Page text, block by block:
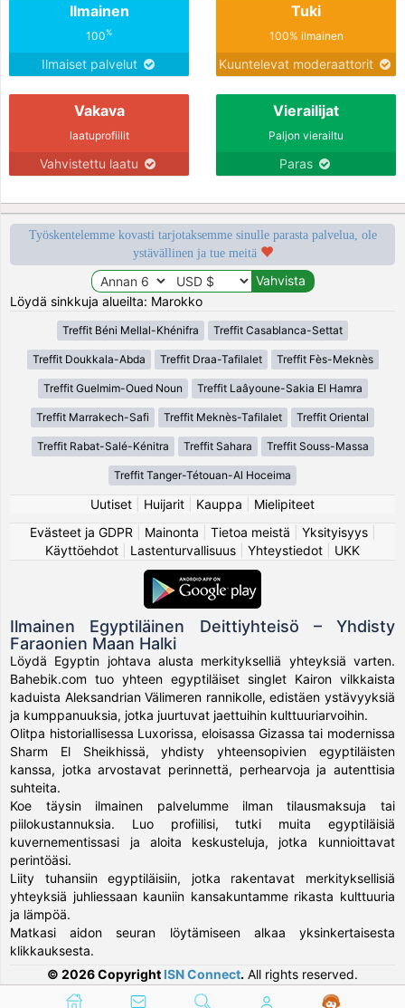
Ilmainen
100%
Ilmaiset palvelut
Tuki
100% ilmainen
Kuuntelevat moderaattorit
Vakava
laatuprofiilit
Vahvistettu laatu
Vierailijat
Paljon vierailtu
Paras
Työskentelemme kovasti tarjotaksemme sinulle parasta palvelua, ole
ystävällinen ja tue meitä
Löydä sinkkuja alueilta: Marokko
Treffit Béni Mellal-Khénifra Treffit Casablanca-Settat
Treffit Doukkala-Abda Treffit Draa-Tafilalet Treffit Fès-Meknès
Treffit Guelmim-Oued Noun Treffit Laâyoune-Sakia El Hamra
Treffit Marrakech-Safi Treffit Meknès-Tafilalet Treffit Oriental
Treffit Rabat-Salé-Kénitra Treffit Sahara Treffit Souss-Massa
Treffit Tanger-Tétouan-Al Hoceima
Uutiset Huijarit Kauppa
Mielipiteet
Evästeet ja GDPR
Mainonta Tietoa meistä Yksityisyys|
Käyttöehdot
Lastenturvallisuus Yhteystiedot UKK
Ilmainen Egyptiläinen Deittiyhteisö – Yhdisty
Faraonien Maan Halki
Löydä Egyptin johtava alusta merkitykselliä yhteyksiä varten.
Bahebik.com tuo yhteen egyptiläiset singlet Kairon vilkkaista
kaduista Aleksandrian Välimeren rannikolle, edistäen ystävyyksiä
ja kumppanuuksia, jotka juurtuvat jaettuihin kulttuuriarvoihin.
Olitpa historiallisessa Luxorissa, eloisassa Gizassa tai modernissa
Sharm El Sheikhissä, yhdisty yhteensopivien egyptiläisten
kanssa, jotka arvostavat perinnettä, perhearvoja ja autenttisia
suhteita.
Koe täysin ilmainen palvelumme ilman tilausmaksuja tai
piilokustannuksia. Luo profiilisi, tutki muita egyptiläisiä
kuvernementissasi ja aloita keskusteluja, jotka kunnioittavat
perintöäsi.
Liity tuhansiin egyptiläisiin, jotka rakentavat merkityksellisiä
yhteyksiä juhliessaan kauniin kansakuntamme rikasta kulttuuria
ja lämpöä.
Matkasi aidon seuran löytämiseen alkaa yksinkertaisesta
klikkauksesta.
© 2026 Copyright ISN Connect. All rights reserved.